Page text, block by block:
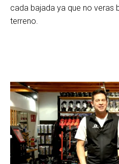
cada bajada ya que no veras
terreno.